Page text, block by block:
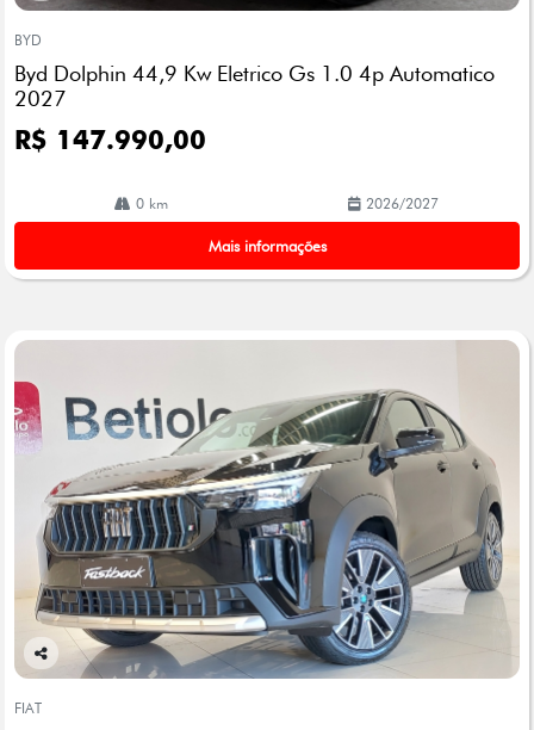
Co
arti
lhe
BYD
Byd Dolphin 44,9 Kw Eletrico Gs 1.0 4p Automatico
2027
R$ 147.990,00
0 km 2026/2027
Mais informações
Co
arti
FIAT